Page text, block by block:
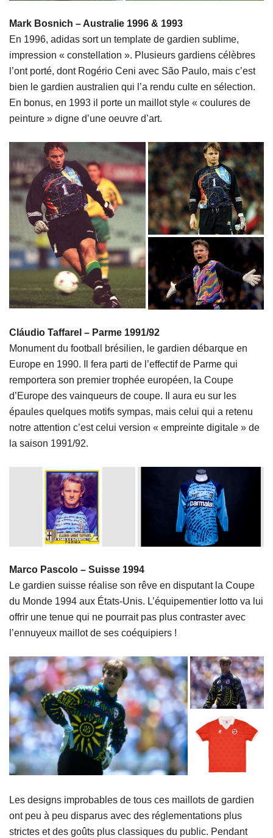
Mark Bosnich – Australie 1996 & 1993
En 1996, adidas sort un template de gardien sublime,
impression « constellation ». Plusieurs gardiens célèbres
l’ont porté, dont Rogério Ceni avec São Paulo, mais c’est
bien le gardien australien qui l’a rendu culte en sélection.
En bonus, en 1993 il porte un maillot style « coulures de
peinture » digne d’une oeuvre d’art.
Cláudio Taffarel – Parme 1991/92
Monument du football brésilien, le gardien débarque en
Europe en 1990. Il fera parti de l’effectif de Parme qui
remportera son premier trophée européen, la Coupe
d’Europe des vainqueurs de coupe. Il aura eu sur les
épaules quelques motifs sympas, mais celui qui a retenu
notre attention c’est celui version « empreinte digitale » de
la saison 1991/92.
Marco Pascolo – Suisse 1994
Le gardien suisse réalise son rêve en disputant la Coupe
du Monde 1994 aux États-Unis. L’équipementier lotto va lui
offrir une tenue qui ne pourrait pas plus contraster avec
l’ennuyeux maillot de ses coéquipiers !
Les designs improbables de tous ces maillots de gardien
ont peu à peu disparus avec des réglementations plus
strictes et des goûts plus classiques du public. Pendant